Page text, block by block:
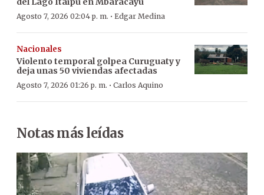
Agosto 7, 2026 02:04 p. m. · Edgar Medina
Nacionales
Violento temporal golpea Curuguaty y
deja unas 50 viviendas afectadas
Agosto 7, 2026 01:26 p. m. · Carlos Aquino
Notas más leídas